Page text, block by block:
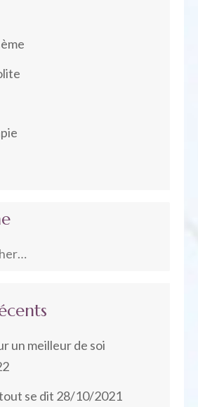
:
un meilleur de soi
se dit 28/10/2021